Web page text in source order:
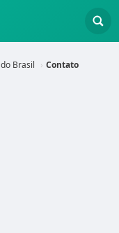
Brasil Contato